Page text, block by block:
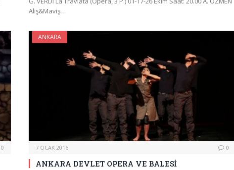
Aliş&Maviş…
0
ANKARA
7 OCAK 2016 0
ANKARA DEVLET OPERA VE BALESİ